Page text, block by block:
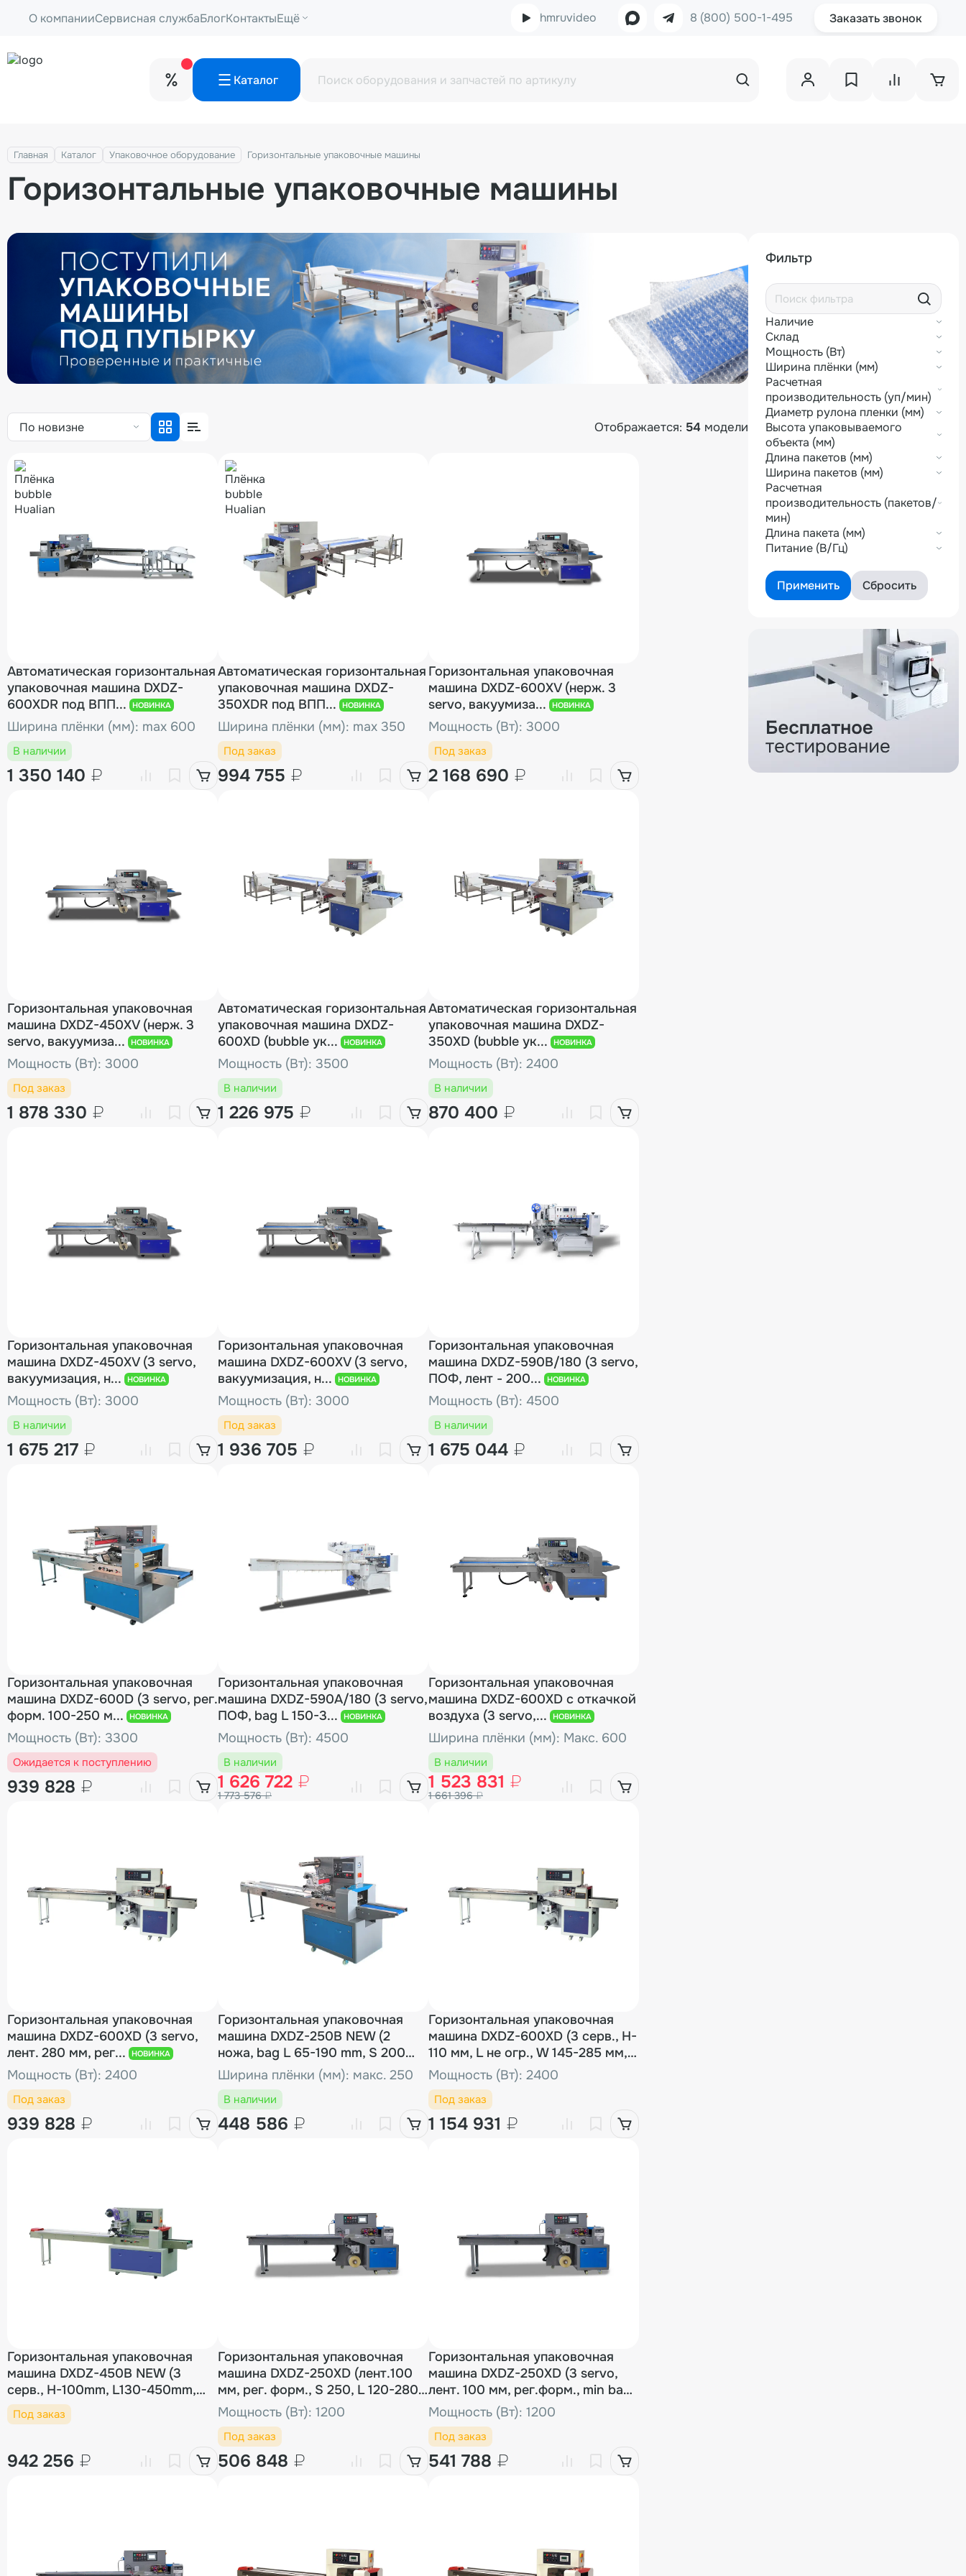
О компанииСервисная службаБлогКонтактыЕщё hmruvideo 8 (800) 500-1-495 Заказать звонок
Каталог
Главная Каталог Упаковочное оборудование Горизонтальные упаковочные машины
Горизонтальные упаковочные машины
Фильтр
Наличие
Склад
Мощность (Вт)
Ширина плёнки (мм)
Расчетная
производительность (уп/мин)
Диаметр рулона пленки (мм)
Высота упаковываемого
объекта (мм)
Длина пакетов (мм)
Ширина пакетов (мм)
Расчетная
производительность (пакетов/
мин)
Длина пакета (мм)
Питание (В/Гц)
Применить
Сбросить
По новизне Отображается: 54 модели
Автоматическая горизонтальная
упаковочная машина DXDZ-
600XDR под ВПП...
НОВИНКА
Ширина плёнки (мм): max 600
В наличии
1 350 140 ₽
Автоматическая горизонтальная
упаковочная машина DXDZ-
350XDR под ВПП...
НОВИНКА
Ширина плёнки (мм): max 350
Под заказ
994 755 ₽
Горизонтальная упаковочная
машина DXDZ-600XV (нерж. 3
servo, вакуумиза...
НОВИНКА
Мощность (Вт): 3000
Под заказ
2 168 690 ₽
Горизонтальная упаковочная
машина DXDZ-450XV (нерж. 3
servo, вакуумиза...
НОВИНКА
Мощность (Вт): 3000
Под заказ
1 878 330 ₽
Автоматическая горизонтальная
упаковочная машина DXDZ-
600XD (bubble ук...
НОВИНКА
Мощность (Вт): 3500
В наличии
1 226 975 ₽
Автоматическая горизонтальная
упаковочная машина DXDZ-
350XD (bubble ук...
НОВИНКА
Мощность (Вт): 2400
В наличии
870 400 ₽
Горизонтальная упаковочная
машина DXDZ-450XV (3 servo,
вакуумизация, н...
НОВИНКА
Мощность (Вт): 3000
В наличии
1 675 217 ₽
Горизонтальная упаковочная
машина DXDZ-600XV (3 servo,
вакуумизация, н...
НОВИНКА
Мощность (Вт): 3000
Под заказ
1 936 705 ₽
Горизонтальная упаковочная
машина DXDZ-590B/180 (3 servo,
ПОФ, лент - 200...
НОВИНКА
Мощность (Вт): 4500
В наличии
1 675 044 ₽
Горизонтальная упаковочная
машина DXDZ-600D (3 servo, рег.
форм. 100-250 м...
НОВИНКА
Мощность (Вт): 3300
Ожидается к поступлению
939 828 ₽
Горизонтальная упаковочная
машина DXDZ-590A/180 (3 servo,
ПОФ, bag L 150-3...
НОВИНКА
Мощность (Вт): 4500
В наличии
1 626 722 ₽
1 773 576₽
Горизонтальная упаковочная
машина DXDZ-600XD с откачкой
воздуха (3 servo,...
НОВИНКА
Ширина плёнки (мм): Макс. 600
В наличии
1 523 831 ₽
1 661 396₽
Горизонтальная упаковочная
машина DXDZ-600XD (3 servo,
лент. 280 мм, рег...
НОВИНКА
Мощность (Вт): 2400
Под заказ
939 828 ₽
Горизонтальная упаковочная
машина DXDZ-250B NEW (2
ножа, bag L 65-190 mm, S 200
mm, H-40 mm)
Ширина плёнки (мм): макс. 250
В наличии
448 586 ₽
Горизонтальная упаковочная
машина DXDZ-600XD (3 серв., H-
110 мм, L не огр., W 145-285 мм,
HL-1108, круг. отв., подбой, прок.
пакета)
Мощность (Вт): 2400
Под заказ
1 154 931 ₽
Горизонтальная упаковочная
машина DXDZ-450B NEW (3
серв., H-100mm, L130-450mm,
S400mm, 50-180mm, краш.,
трансп, рег.форм еврослот)
Под заказ
942 256 ₽
Горизонтальная упаковочная
машина DXDZ-250XD (лент.100
мм, рег. форм., S 250, L 120-280,
H 60)
Мощность (Вт): 1200
Под заказ
506 848 ₽
Горизонтальная упаковочная
машина DXDZ-250XD (3 servo,
лент. 100 мм, рег.форм., min bag
L 65, H 40, 2-х позиц.нож)
Мощность (Вт): 1200
Под заказ
541 788 ₽